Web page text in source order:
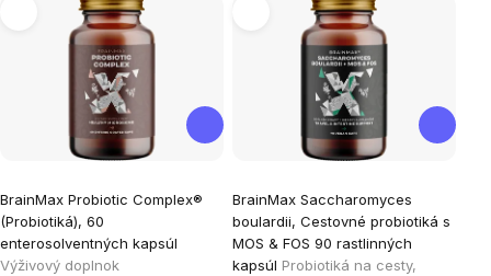
produktov
BrainMax Probiotic Complex®
(Probiotiká), 60
enterosolventných kapsúl
Výživový doplnok
hodnotenie
produktu
je
BrainMax Saccharomyces
boulardii, Cestovné probiotiká s
MOS & FOS 90 rastlinných
kapsúl Probiotiká na cesty,
hodnotenie
produktu
je